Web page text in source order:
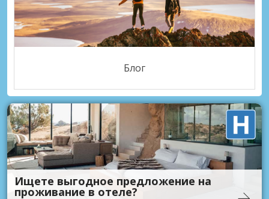
Блог
Ищете выгодное предложение на
проживание в отеле?